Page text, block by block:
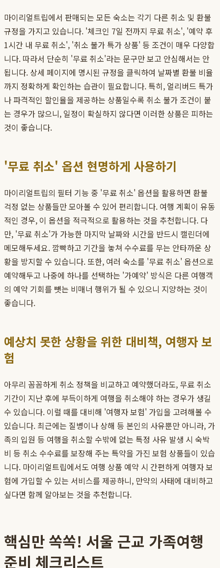
마이리얼트립에서 판매되는 모든 숙소는 각기 다른 취소 및 환불
규정을 가지고 있습니다. '체크인 7일 전까지 무료 취소', '예약 후
1시간 내 무료 취소', '취소 불가 특가 상품' 등 조건이 매우 다양합
니다. 따라서 단순히 '무료 취소'라는 문구만 보고 안심해서는 안
됩니다. 상세 페이지에 명시된 규정을 클릭하여 날짜별 환불 비율
까지 정확하게 확인하는 습관이 필요합니다. 특히, 얼리버드 특가
나 파격적인 할인율을 제공하는 상품일수록 취소 불가 조건이 붙
는 경우가 많으니, 일정이 확실하지 않다면 이러한 상품은 피하는
것이 좋습니다.
'무료 취소' 옵션 현명하게 사용하기
마이리얼트립의 필터 기능 중 '무료 취소' 옵션을 활용하면 환불
걱정 없는 상품들만 모아볼 수 있어 편리합니다. 여행 계획이 유동
적인 경우, 이 옵션을 적극적으로 활용하는 것을 추천합니다. 다
만, '무료 취소'가 가능한 마지막 날짜와 시간을 반드시 캘린더에
메모해두세요. 깜빡하고 기간을 놓쳐 수수료를 무는 안타까운 상
황을 방지할 수 있습니다. 또한, 여러 숙소를 '무료 취소' 옵션으로
예약해두고 나중에 하나를 선택하는 '가예약' 방식은 다른 여행객
의 예약 기회를 뺏는 비매너 행위가 될 수 있으니 지양하는 것이
좋습니다.
예상치 못한 상황을 위한 대비책, 여행자 보
험
아무리 꼼꼼하게 취소 정책을 비교하고 예약했더라도, 무료 취소
기간이 지난 후에 부득이하게 여행을 취소해야 하는 경우가 생길
수 있습니다. 이럴 때를 대비해 '여행자 보험' 가입을 고려해볼 수
있습니다. 최근에는 질병이나 상해 등 본인의 사유뿐만 아니라, 가
족의 입원 등 여행을 취소할 수밖에 없는 특정 사유 발생 시 숙박
비 등 취소 수수료를 보장해 주는 특약을 가진 보험 상품들이 있습
니다. 마이리얼트립에서도 여행 상품 예약 시 간편하게 여행자 보
험에 가입할 수 있는 서비스를 제공하니, 만약의 사태에 대비하고
싶다면 함께 알아보는 것을 추천합니다.
핵심만 쏙쏙! 서울 근교 가족여행
준비 체크리스트